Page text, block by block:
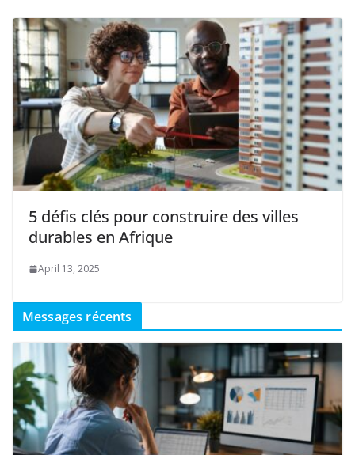
5 défis clés pour construire des villes
durables en Afrique
April 13, 2025
Messages récents